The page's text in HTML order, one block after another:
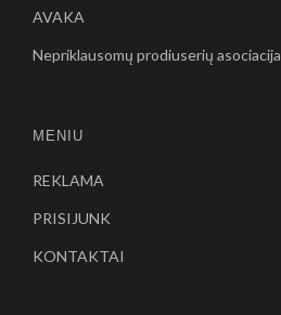
AVAKA
Nepriklausomų prodiuserių asociacija
MENIU
REKLAMA
PRISIJUNK
KONTAKTAI